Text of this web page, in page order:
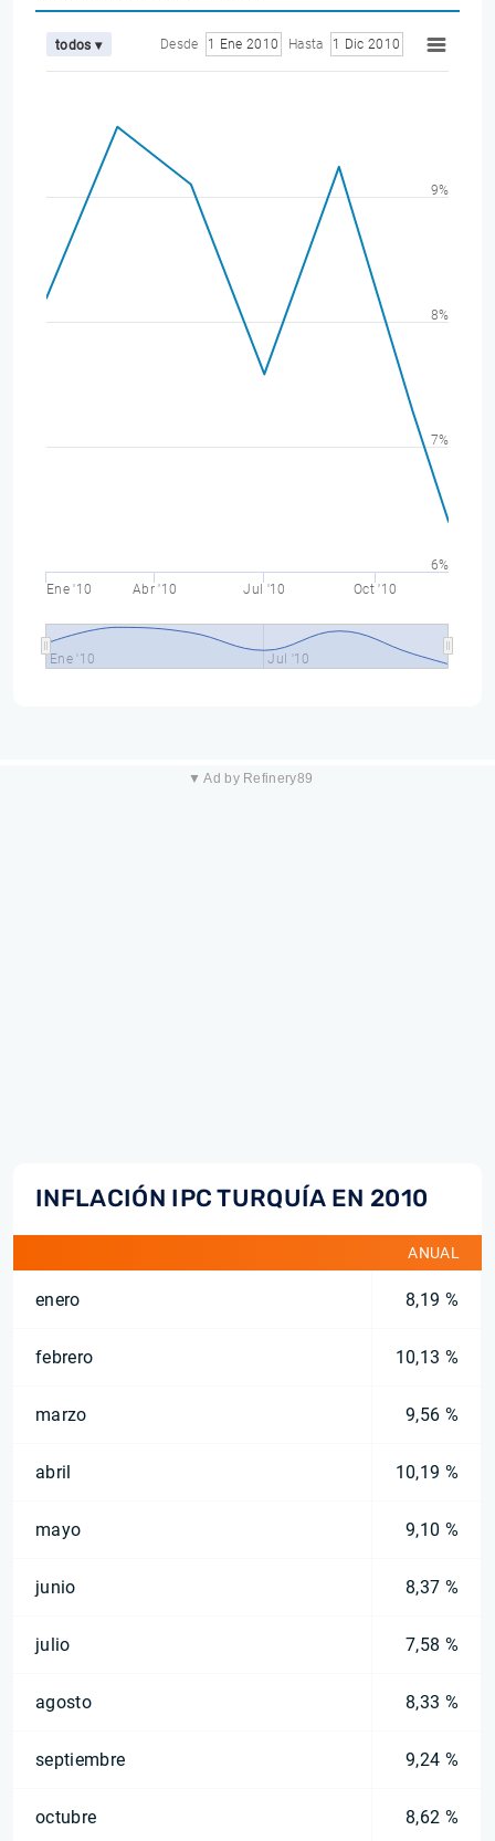
todos ▾ Desde 1 Ene 2010 Hasta 1 Dic 2010
Ene '10 Abr '10 Jul '10 Oct '10
Ene '10 Jul '10
6%
7%
8%
9%
▼ Ad by Refinery89
INFLACIÓN IPC TURQUÍA EN 2010
ANUAL
enero 8,19 %
febrero 10,13 %
marzo 9,56 %
abril 10,19 %
mayo 9,10 %
junio 8,37 %
julio 7,58 %
agosto 8,33 %
septiembre 9,24 %
octubre 8,62 %